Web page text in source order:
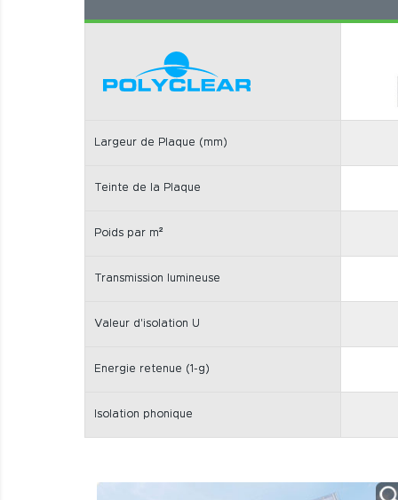
Largeur de Plaque (mm)
Teinte de la Plaque
Poids par m²
Transmission lumineuse
Valeur d'isolation U
Energie retenue (1-g)
Isolation phonique